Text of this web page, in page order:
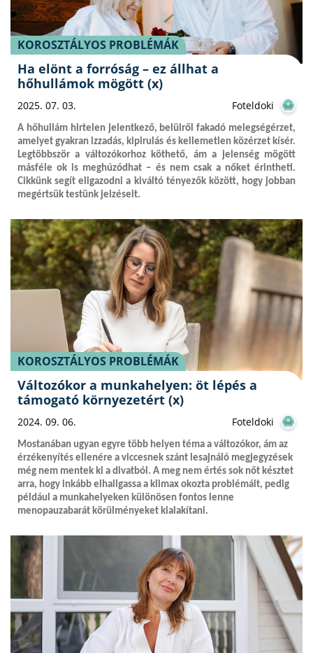
KOROSZTÁLYOS PROBLÉMÁK
Ha elönt a forróság – ez állhat a
hőhullámok mögött (x)
2025. 07. 03. Foteldoki
A hőhullám hirtelen jelentkező, belülről fakadó melegségérzet,
amelyet gyakran izzadás, kipirulás és kellemetlen közérzet kísér.
Legtöbbször a változókorhoz köthető, ám a jelenség mögött
másféle ok is meghúzódhat – és nem csak a nőket érintheti.
Cikkünk segít eligazodni a kiváltó tényezők között, hogy jobban
megértsük testünk jelzéseit.
KOROSZTÁLYOS PROBLÉMÁK
Változókor a munkahelyen: öt lépés a
támogató környezetért (x)
2024. 09. 06. Foteldoki
Mostanában ugyan egyre több helyen téma a változókor, ám az
érzékenyítés ellenére a viccesnek szánt lesajnáló megjegyzések
még nem mentek ki a divatból. A meg nem értés sok nőt késztet
arra, hogy inkább elhallgassa a klimax okozta problémáit, pedig
például a munkahelyeken különösen fontos lenne
menopauzabarát körülményeket kialakítani.